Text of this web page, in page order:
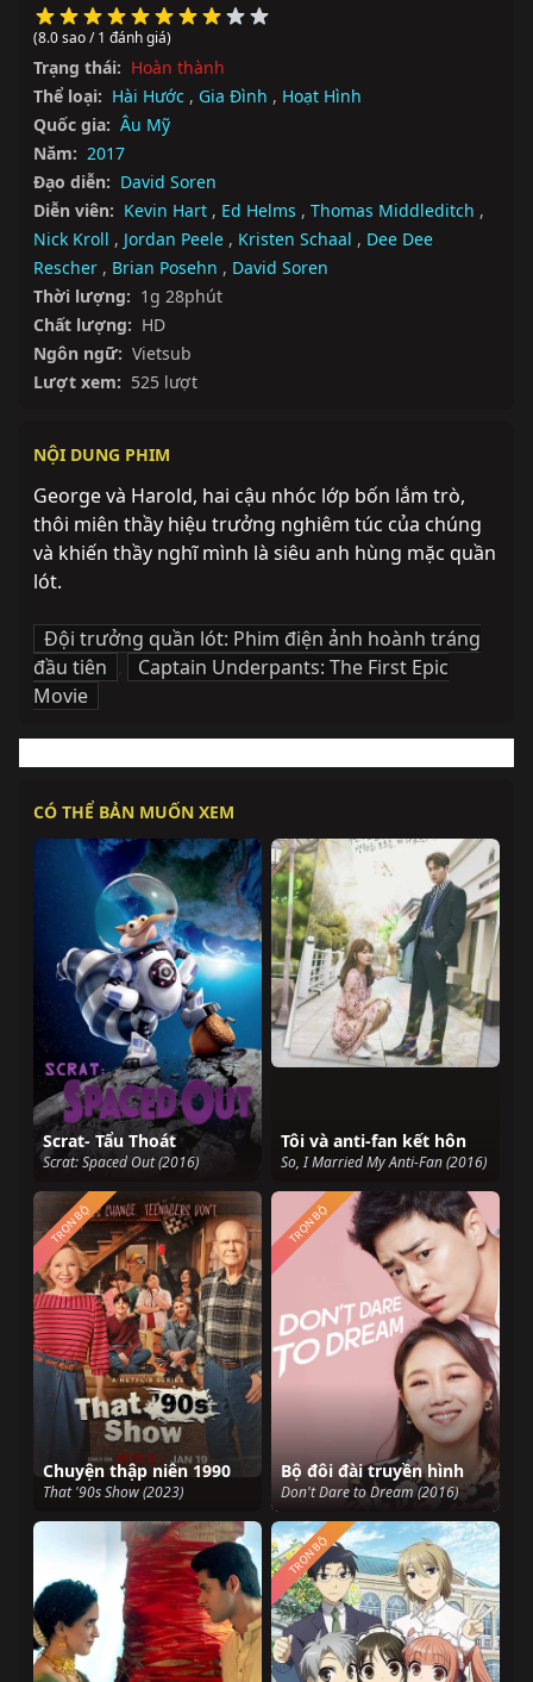
(8.0 sao / 1 đánh giá)
Trạng thái: Hoàn thành
Thể loại: Hài Hước , Gia Đình , Hoạt Hình
Quốc gia: Âu Mỹ
Năm: 2017
Đạo diễn: David Soren
Diễn viên: Kevin Hart , Ed Helms , Thomas Middleditch ,
Nick Kroll , Jordan Peele , Kristen Schaal , Dee Dee
Rescher , Brian Posehn , David Soren
Thời lượng: 1g 28phút
Chất lượng: HD
Ngôn ngữ: Vietsub
Lượt xem: 525 lượt
NỘI DUNG PHIM
George và Harold, hai cậu nhóc lớp bốn lắm trò,
thôi miên thầy hiệu trưởng nghiêm túc của chúng
và khiến thầy nghĩ mình là siêu anh hùng mặc quần
lót.
Đội trưởng quần lót: Phim điện ảnh hoành tráng
đầu tiên ,
Captain Underpants: The First Epic
Movie
CÓ THỂ BẢN MUỐN XEM
Scrat- Tẩu Thoát
Scrat: Spaced Out (2016)
Tôi và anti-fan kết hôn
So, I Married My Anti-Fan (2016)
Chuyện thập niên 1990
That '90s Show (2023)
TRỌN BỘ
Bộ đôi đài truyền hình
Don't Dare to Dream (2016)
TRỌN BỘ
TRỌN BỘ